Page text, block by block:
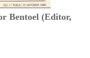
Bentoel (Editor,